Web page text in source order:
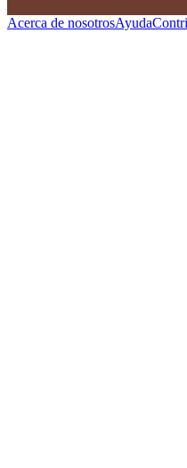
Acerca de nosotrosAyuda